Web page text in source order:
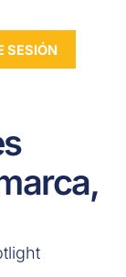
SESIÓN